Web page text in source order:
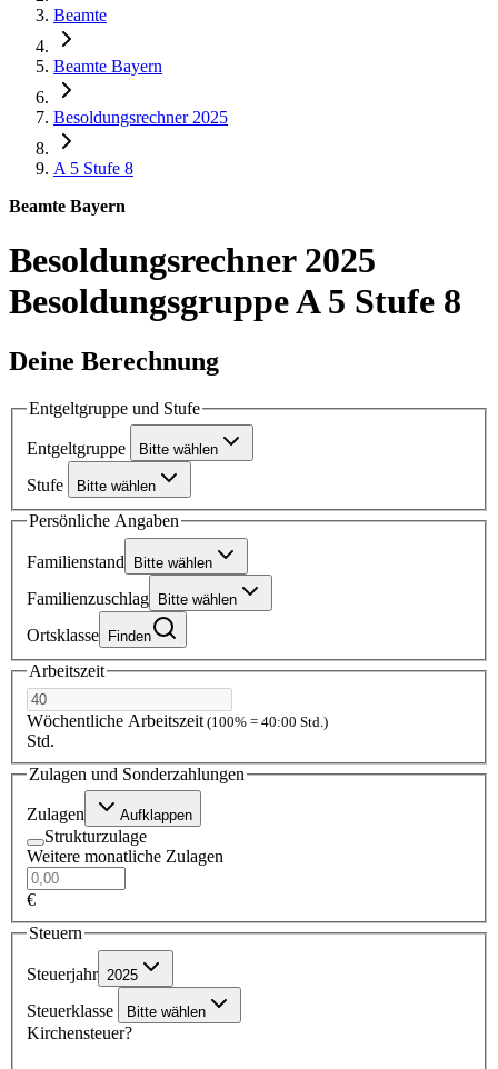
Beamte
Beamte Bayern
Besoldungsrechner 2025
A 5 Stufe 8
Beamte Bayern
Besoldungsrechner 2025
Besoldungsgruppe A 5 Stufe 8
Deine Berechnung
Entgeltgruppe und Stufe
Entgeltgruppe Bitte wählen
Stufe Bitte wählen
Persönliche Angaben
Familienstand Bitte wählen
Familienzuschlag Bitte wählen
Ortsklasse Finden
Arbeitszeit
Wöchentliche Arbeitszeit (100% = 40:00 Std.)
Std.
Zulagen und Sonderzahlungen
Zulagen Aufklappen
Strukturzulage
Weitere monatliche Zulagen
€
Steuern
Steuerjahr 2025
Steuerklasse Bitte wählen
Kirchensteuer?